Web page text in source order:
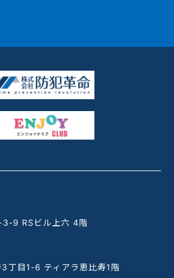
3-9 RSビル上六 4階
丁目1-6 ティアラ恵比寿1階